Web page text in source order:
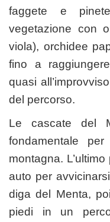
faggete e
vegetazione con
viola), orchidee
fino a
quasi
del percorso.
Le cascate del
fondamentale
montagna.
auto per
diga del Menta,
piedi in un